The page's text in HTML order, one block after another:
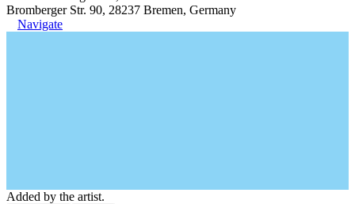
Bromberger Str. 90, 28237 Bremen, Germany
Navigate
Added by the artist.